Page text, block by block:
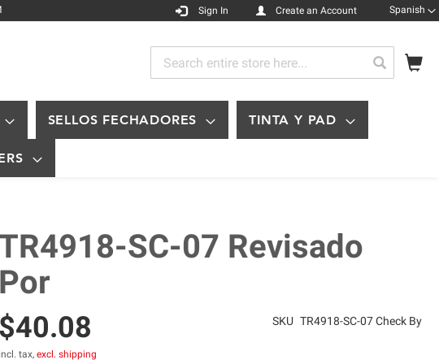
Skip
to
Language
Spanish
Sign In Create an Account
Search
SELLOS FECHADORES TINTA Y PAD
SC-07 Revisado
Por
$40.08
incl. tax,excl. shipping
SKU TR4918-SC-07 Check By